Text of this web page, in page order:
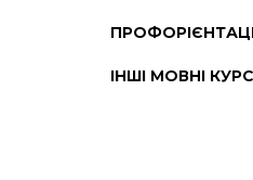
ІНШІ МОВНІ